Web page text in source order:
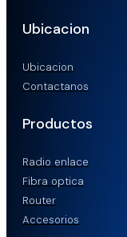
Ubicacion
Ubicacion
Contactanos
Productos
Radio enlace
Fibra optica
Router
Accesorios